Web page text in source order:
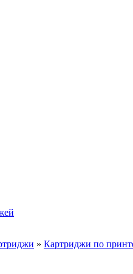
» Картриджи по